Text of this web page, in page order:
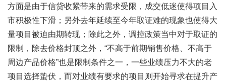
方面是由于信贷收紧带来的需求受限，成交低迷使得项目入
市积极性下滑；另外去年延续至今年取证难的现象也使得大
量项目被迫由期转现；除此之外，调控政策当中对于取证的
限制，除去价格封顶之外，“不高于前期销售价格、不高于
周边产品价格”也是限制条件之一，一些业绩压力不大的老
项目选择蛰伏，而对业绩有要求的项目则开始寻求在提升产